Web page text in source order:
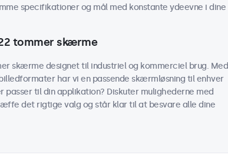
specifikationer og mål med konstante ydeevne i dine
tommer skærme
skærme designet til industriel og kommerciel brug. Med
har vi en passende skærmløsning til enhver
til din applikation? Diskuter mulighederne med
det rigtige valg og står klar til at besvare alle dine